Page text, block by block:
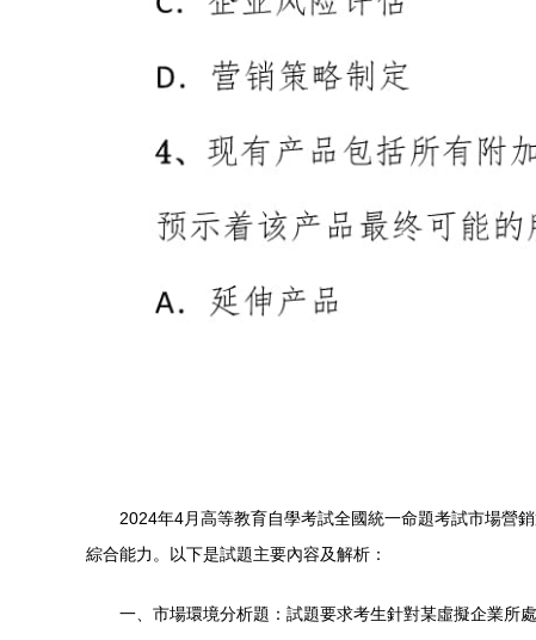
2024年4月高等教育自學考試全國統一命題考試市場營
綜合能力。以下是試題主要內容及解析：
一、市場環境分析題：試題要求考生針對某虛擬企業所